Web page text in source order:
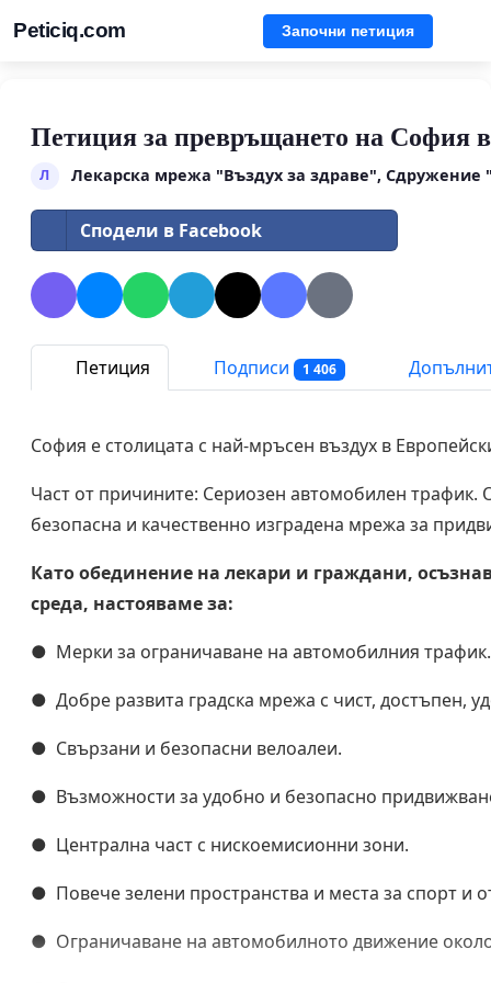
Peticiq.com Започни петиция
Петиция за превръщането на София в
Л Лекарска мрежа "Въздух за здраве", Сдружение
Сподели в Facebook
Петиция Подписи 1 406
София е столицата с най-мръсен въздух в
Част от причините: Сериозен автомобилен
безопасна и качественно изградена мрежа за
Като обединение на лекари и граждани,
среда, настояваме за:
● Мерки за ограничаване на автомобилния трафик.
● Добре развита градска мрежа с чист, достъпен,
● Свързани и безопасни велоалеи.
● Възможности за удобно и безопасно
● Централна част с нискоемисионни зони.
● Повече зелени пространства и места за спорт и
● Ограничаване на автомобилното движение